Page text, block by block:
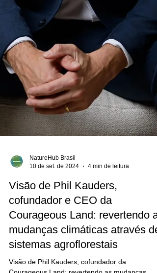
NatureHub Brasil
Visão de Phil Kauders,
cofundador e CEO da
Courageous Land: revertendo